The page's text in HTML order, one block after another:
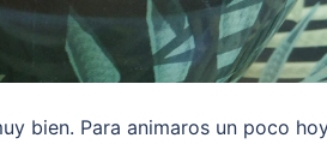
bien. Para animaros un poco